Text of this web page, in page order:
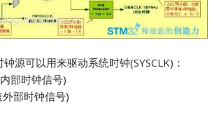
源可以用来驱动系统时钟(SYSCLK)：
部时钟信号)
部时钟信号)